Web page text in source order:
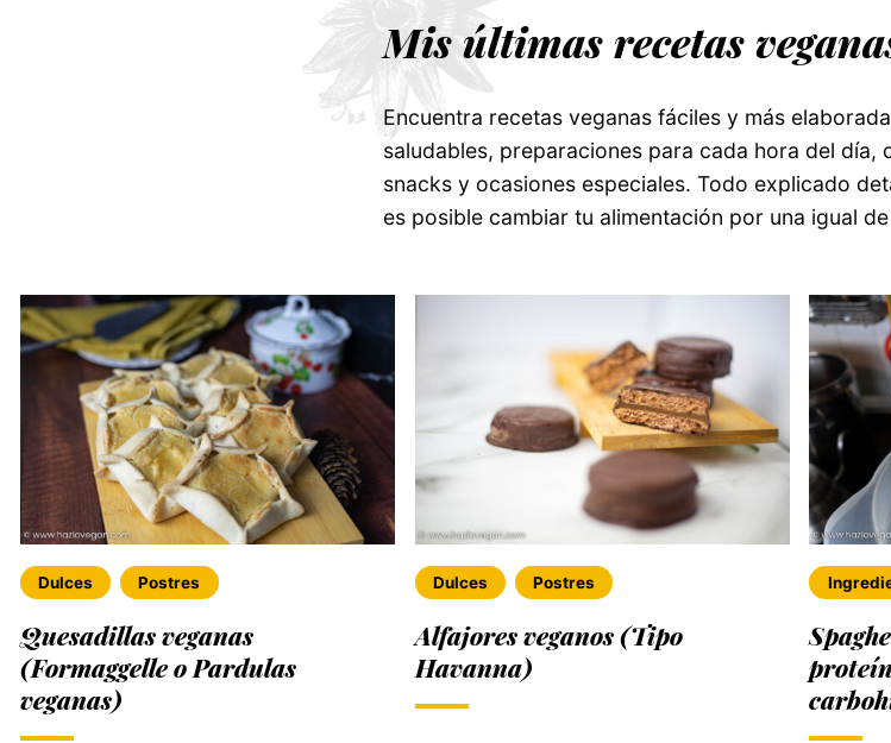
Mis últimas recetas
Encuentra recetas veganas fáciles y más
saludables, preparaciones para cada hora del día,
snacks y ocasiones especiales. Todo explicado
es posible cambiar tu alimentación por una igual
Dulces Postres
Quesadillas veganas
(Formaggelle o Pardulas
veganas)
Dulces Postres
Alfajores veganos (Tipo
Havanna)